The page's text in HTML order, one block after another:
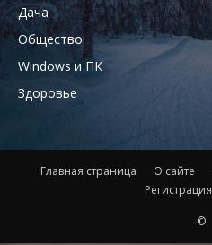
Дача
Общество
Windows и ПК
Здоровье
Главная страница О сайте
Регистрация
©